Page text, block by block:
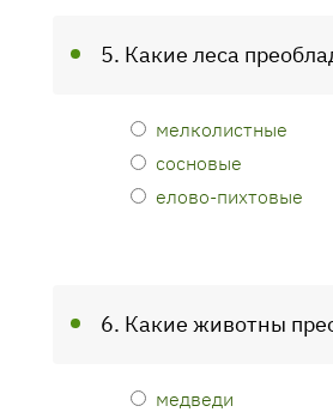
5. Какие леса
мелколистные
сосновые
елово-пихтовые
6. Какие животны
медведи